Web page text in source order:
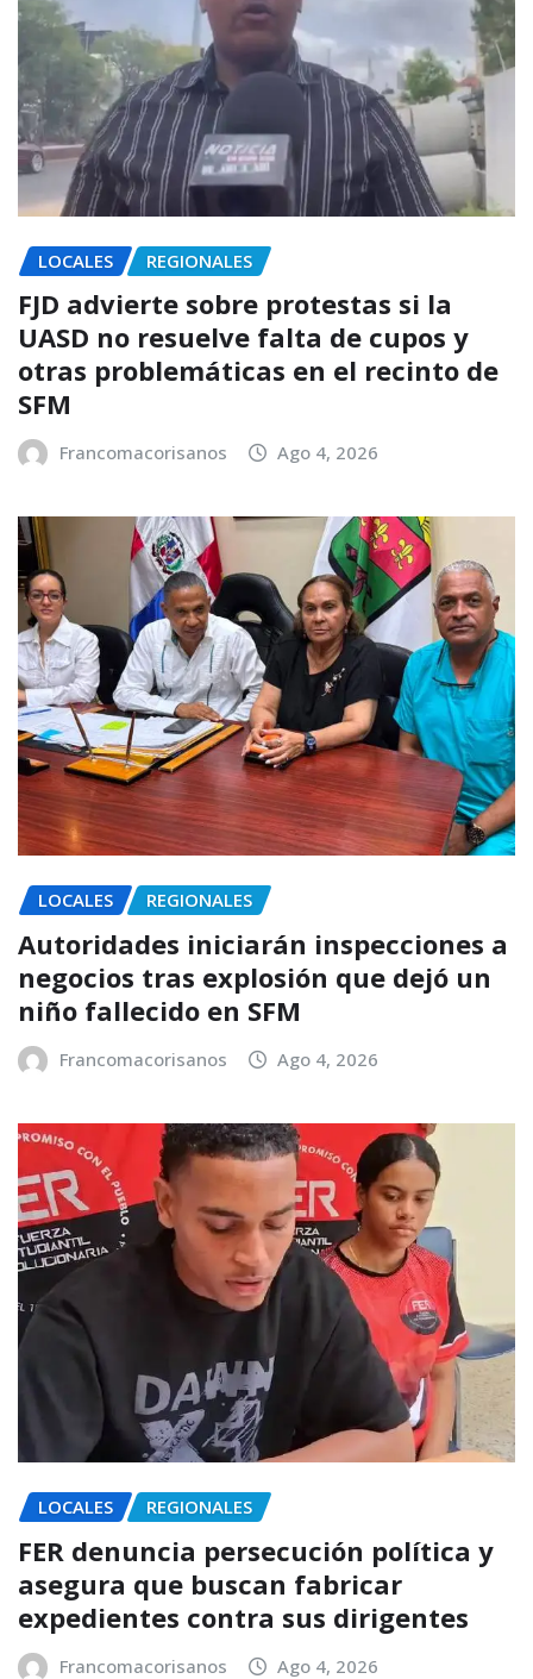
LOCALES REGIONALES
FJD advierte sobre protestas si la
UASD no resuelve falta de cupos y
otras problemáticas en el recinto de
SFM
Francomacorisanos Ago 4, 2026
LOCALES REGIONALES
Autoridades iniciarán inspecciones a
negocios tras explosión que dejó un
niño fallecido en SFM
Francomacorisanos Ago 4, 2026
LOCALES REGIONALES
FER denuncia persecución política y
asegura que buscan fabricar
expedientes contra sus dirigentes
Francomacorisanos Ago 4, 2026